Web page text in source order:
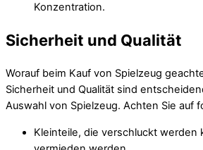
Konzentration.
Sicherheit und Qualität
Worauf beim Kauf von Spielzeug
Sicherheit und Qualität sind
Auswahl von Spielzeug. Achten Sie auf
Kleinteile, die verschluckt werden